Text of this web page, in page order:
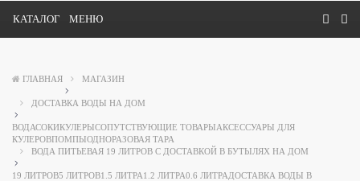
КАТАЛОГ МЕНЮ
ГЛАВНАЯ МАГАЗИН
ДОСТАВКА ВОДЫ НА ДОМ
ВОДАСОКИКУЛЕРЫСОПУТСТВУЮЩИЕ ТОВАРЫАКСЕССУАРЫ ДЛЯ
КУЛЕРОВПОМПЫОДНОРАЗОВАЯ ТАРА
ВОДА ПИТЬЕВАЯ 19 ЛИТРОВ С ДОСТАВКОЙ В БУТЫЛЯХ НА ДОМ
19 ЛИТРОВ5 ЛИТРОВ1.5 ЛИТРА1.2 ЛИТРА0.6 ЛИТРАДОСТАВКА ВОДЫ В